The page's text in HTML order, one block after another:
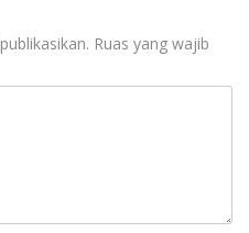
Ruas yang wajib